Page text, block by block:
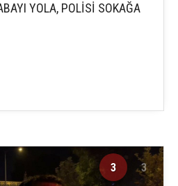
YOLA, POLİSİ SOKAĞA
3 3